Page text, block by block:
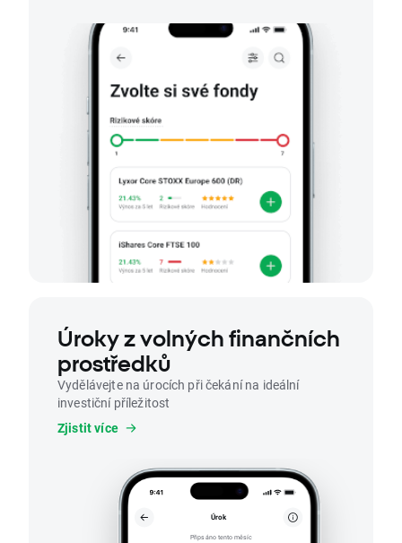
Úroky z volných finančních
prostředků
Vydělávejte na úrocích při čekání na ideální
investiční příležitost
Zjistit více
Úrok
Připsáno tento měsíc